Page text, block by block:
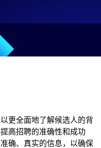
更全面地了解候选人的背
高招聘的准确性和成功
确、真实的信息，以确保